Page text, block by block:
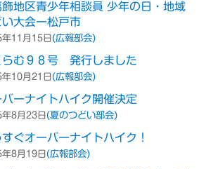
飾地区青少年相談員 少年の日・地域
い大会ー松戸市
11月15日(広報部会)
らむ９８号 発行しました
10月21日(広報部会)
バーナイトハイク開催決定
8月23日(夏のつどい部会)
ぐオーバーナイトハイク！
8月19日(広報部会)